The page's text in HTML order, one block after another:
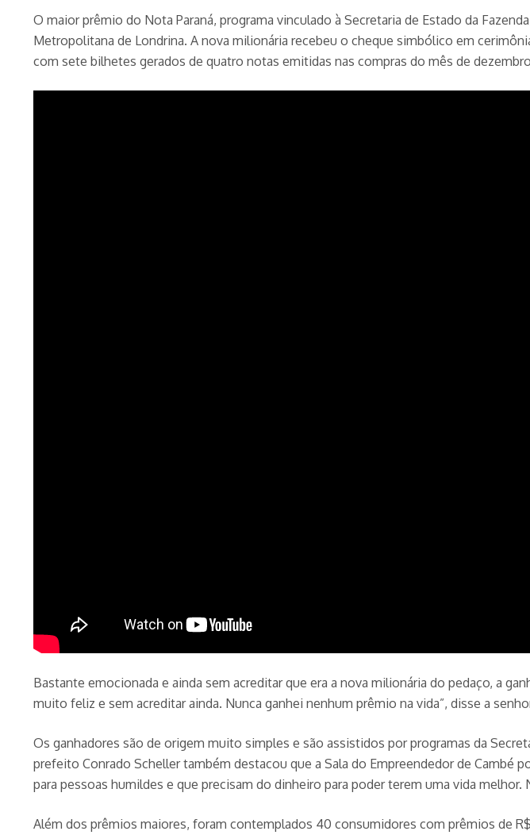
O maior prêmio do Nota Paraná, programa vinculado à Secretaria de Estado da
Metropolitana de Londrina. A nova milionária recebeu o cheque simbólico em
com sete bilhetes gerados de quatro notas emitidas nas compras do mês de
Bastante emocionada e ainda sem acreditar que era a nova milionária do pedaço, a
muito feliz e sem acreditar ainda. Nunca ganhei nenhum prêmio na vida”, disse a
Os ganhadores são de origem muito simples e são assistidos por programas da
prefeito Conrado Scheller também destacou que a Sala do Empreendedor de
para pessoas humildes e que precisam do dinheiro para poder terem uma vida
Além dos prêmios maiores, foram contemplados 40 consumidores com prêmios de